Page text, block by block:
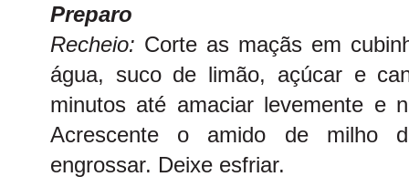
Preparo
Recheio: Corte as maçãs em
água, suco de limão, açúcar e
minutos até amaciar levemente e
Acrescente o amido de milho
engrossar. Deixe esfriar.